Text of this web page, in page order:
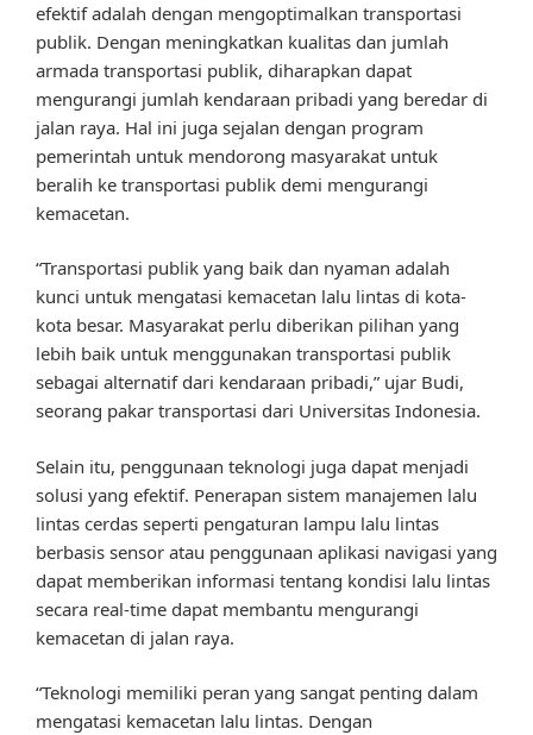
efektif adalah dengan mengoptimalkan transportasi
publik. Dengan meningkatkan kualitas dan jumlah
armada transportasi publik, diharapkan dapat
mengurangi jumlah kendaraan pribadi yang beredar di
jalan raya. Hal ini juga sejalan dengan program
pemerintah untuk mendorong masyarakat untuk
beralih ke transportasi publik demi mengurangi
kemacetan.
“Transportasi publik yang baik dan nyaman adalah
kunci untuk mengatasi kemacetan lalu lintas di kota-
kota besar. Masyarakat perlu diberikan pilihan yang
lebih baik untuk menggunakan transportasi publik
sebagai alternatif dari kendaraan pribadi,” ujar Budi,
seorang pakar transportasi dari Universitas Indonesia.
Selain itu, penggunaan teknologi juga dapat menjadi
solusi yang efektif. Penerapan sistem manajemen lalu
lintas cerdas seperti pengaturan lampu lalu lintas
berbasis sensor atau penggunaan aplikasi navigasi yang
dapat memberikan informasi tentang kondisi lalu lintas
secara real-time dapat membantu mengurangi
kemacetan di jalan raya.
“Teknologi memiliki peran yang sangat penting dalam
mengatasi kemacetan lalu lintas. Dengan